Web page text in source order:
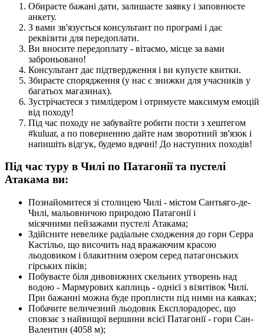
Обираєте бажані дати, залишаєте заявку і заповнюєте
анкету.
З вами зв'язується консультант по програмі і дає
реквізити для передоплати.
Ви вносите передоплату - вітаємо, місце за вами
заброньовано!
Консультант дає підтвердження і ви купуєте квитки.
Збираєте спорядження (у нас є знижки для учасників у
багатьох магазинах).
Зустрічаєтеся з тимлідером і отримуєте максимум емоцій
від походу!
Під час походу не забувайте робити пости з хештегом
#kuluar, а по поверненню дайте нам зворотний зв'язок і
напишіть відгук, будемо вдячні! До наступних походів!
Під час туру в Чилі по Патагонії та пустелі
Атакама ви:
Познайомитеся зі столицею Чилі - містом Сантьяго-де-
Чилі, мальовничою природою Патагонії і
місячними пейзажами пустелі Атакама;
Здійсните невелике радіальне сходження до гори Серра
Кастільо, що височить над вражаючим красою
льодовиком і блакитним озером серед патагонських
гірських піків;
Побуваєте біля дивовижних скельних утворень над
водою - Мармурових каплиць - однієї з візитівок Чилі.
При бажанні можна буде проплисти під ними на каяках;
Побачите величезний льодовик Експлорадорес, що
сповзає з найвищої вершини всієї Патагонії - гори Сан-
Валентин (4058 м);